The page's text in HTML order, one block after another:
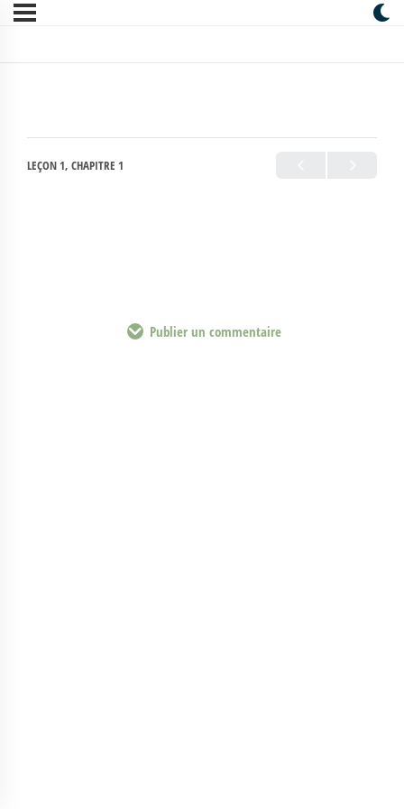
LEÇON 1, CHAPITRE 1
Publier un commentaire